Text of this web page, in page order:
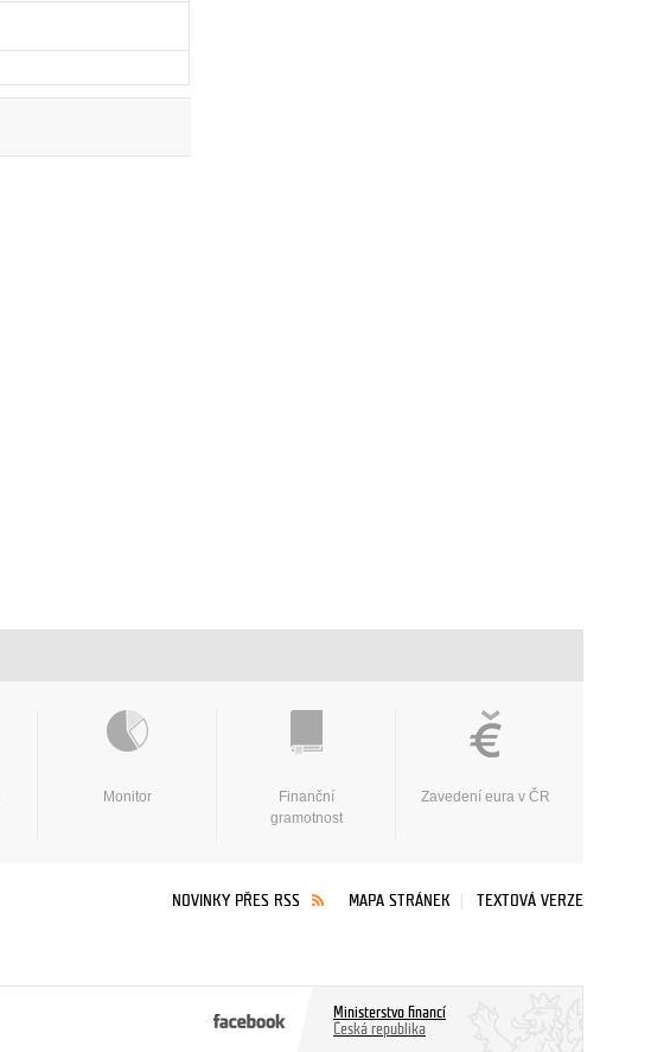
Monitor
Finanční
gramotnost
Zavedení eura v ČR
NOVINKY PŘES RSS MAPA STRÁNEK TEXTOVÁ VERZE
Ministerstvo financí
Česká republika